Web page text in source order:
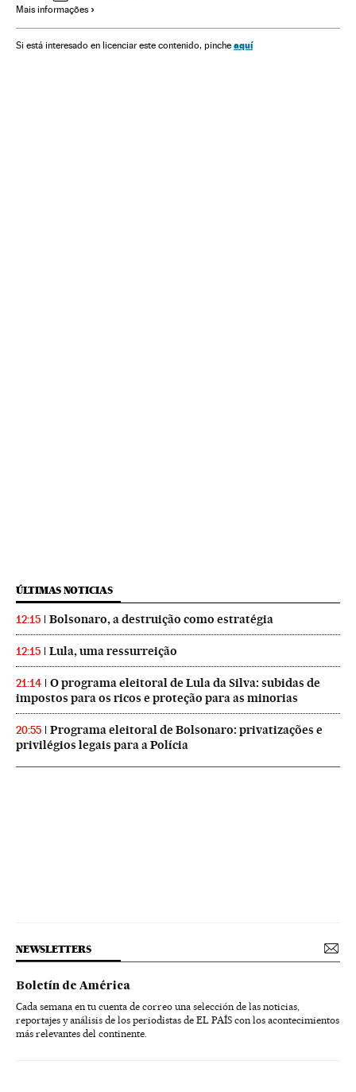
Mais informações
Si está interesado en licenciar este contenido, pinche aquí
ÚLTIMAS NOTICIAS
12:15 Bolsonaro, a destruição como estratégia
12:15 Lula, uma ressurreição
21:14
O programa eleitoral de Lula da Silva: subidas de
impostos para os ricos e proteção para as minorias
20:55
Programa eleitoral de Bolsonaro: privatizações e
privilégios legais para a Polícia
NEWSLETTERS
Boletín de América
Cada semana en tu cuenta de correo una selección de las noticias,
reportajes y análisis de los periodistas de EL PAÍS con los acontecimientos
más relevantes del continente.